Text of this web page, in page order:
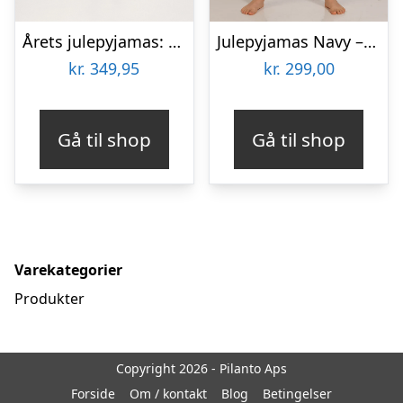
Årets julepyjamas: Sød Pyjamas Navy – herre / mænd.
kr. 349,95
Gå til shop
Julepyjamas Navy – Børn.
kr. 299,00
Gå til shop
Varekategorier
Produkter
Copyright 2026 - Pilanto Aps
Forside
Om / kontakt Blog Betingelser